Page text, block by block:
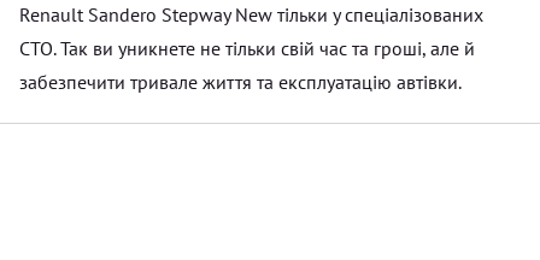
Renault Sandero Stepway New тільки у спеціалізованих
СТО. Так ви уникнете не тільки свій час та гроші, але й
забезпечити тривале життя та експлуатацію автівки.